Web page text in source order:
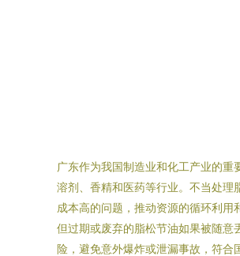
广东作为我国制造业和化工产业的重
溶剂、香精和医药等行业。不当处理
成本高的问题，推动资源的循环利
但过期或废弃的脂松节油如果被随意
险，避免意外爆炸或泄漏事故，符